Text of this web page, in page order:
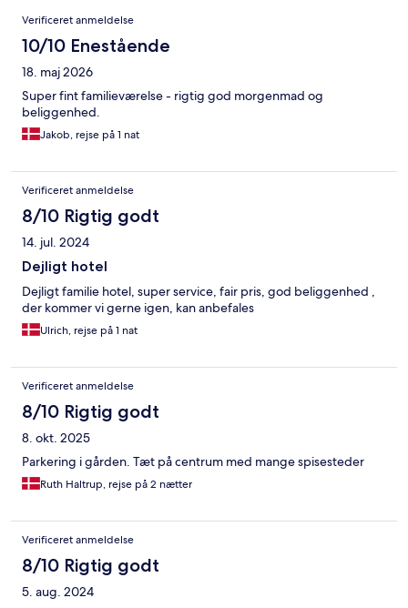
Anmeldelser
Verificeret anmeldelse
10/10 Enestående
18. maj 2026
Super fint familieværelse - rigtig god morgenmad og
beliggenhed.
Jakob, rejse på 1 nat
Verificeret anmeldelse
8/10 Rigtig godt
14. jul. 2024
Dejligt hotel
Dejligt familie hotel, super service, fair pris, god beliggenhed ,
der kommer vi gerne igen, kan anbefales
Ulrich, rejse på 1 nat
Verificeret anmeldelse
8/10 Rigtig godt
8. okt. 2025
Parkering i gården. Tæt på centrum med mange spisesteder
Ruth Haltrup, rejse på 2 nætter
Verificeret anmeldelse
8/10 Rigtig godt
5. aug. 2024